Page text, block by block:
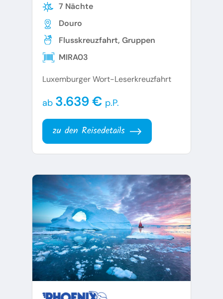
7 Nächte
Douro
Flusskreuzfahrt, Gruppen
MIRA03
Luxemburger Wort-Leserkreuzfahrt
ab 3.639 € p.P.
zu den Reisedetails